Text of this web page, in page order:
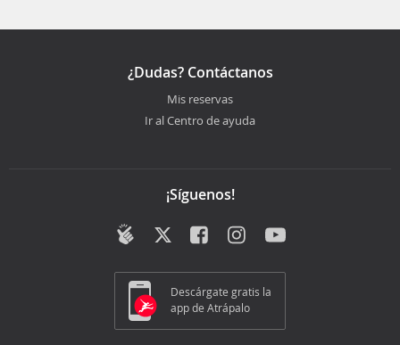
¿Dudas? Contáctanos
Mis reservas
Ir al Centro de ayuda
¡Síguenos!
Descárgate gratis la
app de Atrápalo